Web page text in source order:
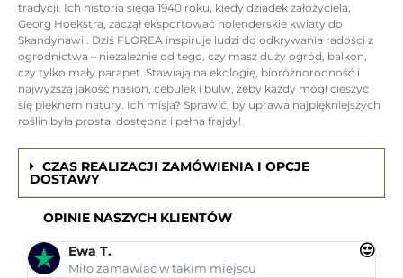
tradycji. Ich historia sięga 1940 roku, kiedy dziadek założyciela,
Georg Hoekstra, zaczął eksportować holenderskie kwiaty do
Skandynawii. Dziś FLOREA inspiruje ludzi do odkrywania radości z
ogrodnictwa – niezależnie od tego, czy masz duży ogród, balkon,
czy tylko mały parapet. Stawiają na ekologię, bioróżnorodność i
najwyższą jakość nasion, cebulek i bulw, żeby każdy mógł cieszyć
się pięknem natury. Ich misja? Sprawić, by uprawa najpiękniejszych
roślin była prosta, dostępna i pełna frajdy!
CZAS REALIZACJI ZAMÓWIENIA I OPCJE
DOSTAWY
OPINIE NASZYCH KLIENTÓW
Ewa T.
Miło zamawiać w takim miejscu